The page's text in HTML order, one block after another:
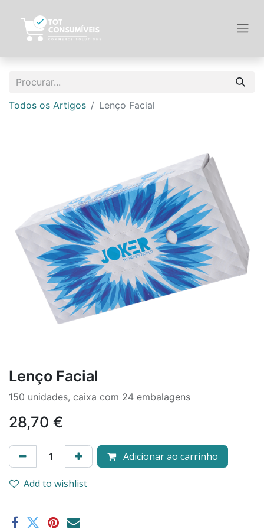
Todos os Artigos Lenço Facial
Lenço Facial
150 unidades, caixa com 24 embalagens
28,70 €
Adicionar ao carrinho
Add to wishlist